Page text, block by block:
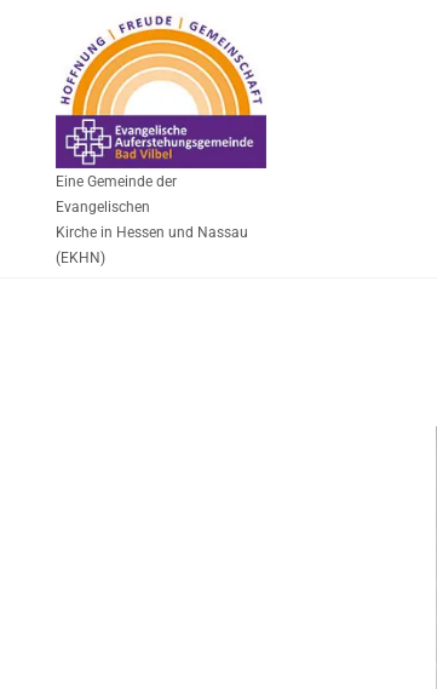
Eine Gemeinde der
Evangelischen
Kirche in Hessen und Nassau
(EKHN)